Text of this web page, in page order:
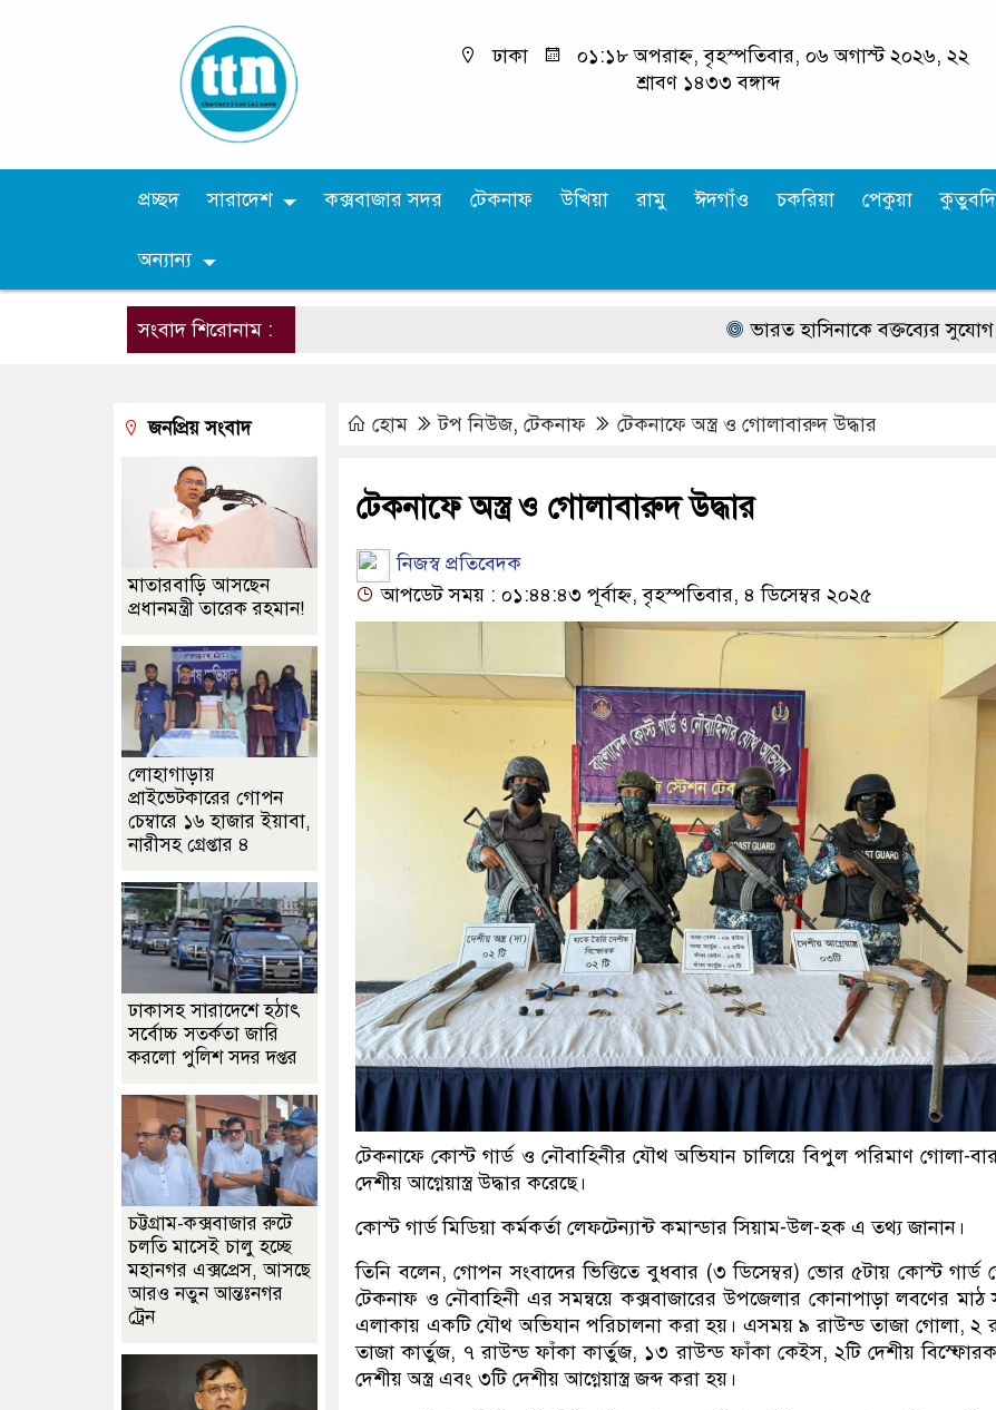
ঢাকা
০১:১৮ অপরাহ্ন, বৃহস্পতিবার, ০৬ অগাস্ট ২০২৬, ২২
শ্রাবণ ১৪৩৩ বঙ্গাব্দ
প্রচ্ছদ সারাদেশ কক্সবাজার সদর টেকনাফ উখিয়া রামু ঈদগাঁও চকরিয়া পেকুয়া
অন্যান্য
সংবাদ শিরোনাম : ভারত হাসিনাকে বক্তব্যের সুযোগ দিয়ে
হোম টপ নিউজ, টেকনাফ টেকনাফে অস্ত্র ও গোলাবারুদ উদ্ধার
টেকনাফে অস্ত্র ও গোলাবারুদ উদ্ধার
নিজস্ব প্রতিবেদক
আপডেট সময় : ০১:৪৪:৪৩ পূর্বাহ্ন, বৃহস্পতিবার, ৪ ডিসেম্বর ২০২৫
টেকনাফে কোস্ট গার্ড ও নৌবাহিনীর যৌথ অভিযান চালিয়ে বিপুল পরিমাণ গোলা-
দেশীয় আগ্নেয়াস্ত্র উদ্ধার করেছে।
কোস্ট গার্ড মিডিয়া কর্মকর্তা লেফটেন্যান্ট কমান্ডার সিয়াম-উল-হক এ তথ্য জানান।
তিনি বলেন, গোপন সংবাদের ভিত্তিতে বুধবার (৩ ডিসেম্বর) ভোর ৫টায় কোস্ট গার্ড
টেকনাফ ও নৌবাহিনী এর সমন্বয়ে কক্সবাজারের উপজেলার কোনাপাড়া লবণের মাঠ
এলাকায় একটি যৌথ অভিযান পরিচালনা করা হয়। এসময় ৯ রাউন্ড তাজা গোলা, ২
তাজা কার্তুজ, ৭ রাউন্ড ফাঁকা কার্তুজ, ১৩ রাউন্ড ফাঁকা কেইস, ২টি দেশীয়
দেশীয় অস্ত্র এবং ৩টি দেশীয় আগ্নেয়াস্ত্র জব্দ করা হয়।
জনপ্রিয় সংবাদ
মাতারবাড়ি আসছেন
প্রধানমন্ত্রী তারেক রহমান!
লোহাগাড়ায়
প্রাইভেটকারের গোপন
চেম্বারে ১৬ হাজার ইয়াবা,
নারীসহ গ্রেপ্তার ৪
ঢাকাসহ সারাদেশে হঠাৎ
সর্বোচ্চ সতর্কতা জা‌রি
করলো পুলিশ সদর দপ্তর
চট্টগ্রাম-কক্সবাজার রুটে
চলতি মাসেই চালু হচ্ছে
মহানগর এক্সপ্রেস, আসছে
আরও নতুন আন্তঃনগর
ট্রেন